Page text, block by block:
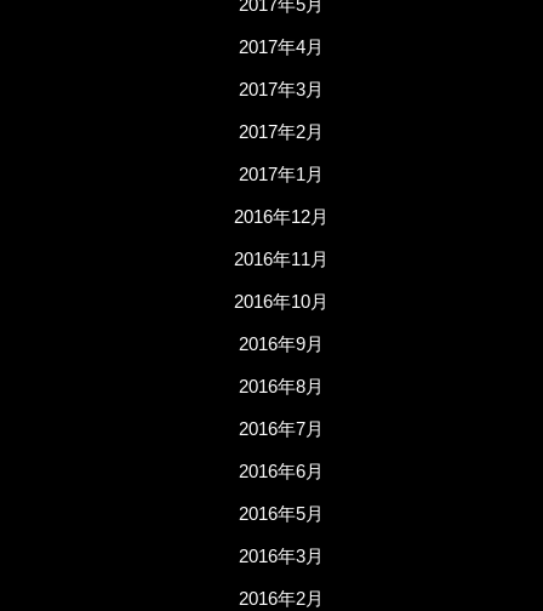
2017年5月
2017年4月
2017年3月
2017年2月
2017年1月
2016年12月
2016年11月
2016年10月
2016年9月
2016年8月
2016年7月
2016年6月
2016年5月
2016年3月
2016年2月